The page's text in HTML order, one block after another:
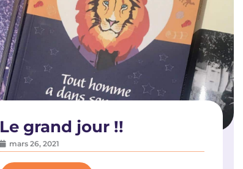
Le grand jour !!
mars 26, 2021